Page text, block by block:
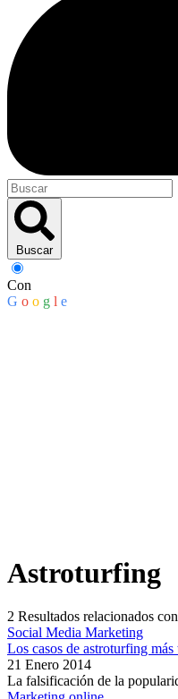
Buscar
Con
G o o g l e
Astroturfing
2 Resultados relacionados
Social Media Marketing
Los casos de astroturfing más
21 Enero 2014
La falsificación de la